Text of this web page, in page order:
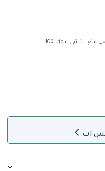
مانع للتناثر بسمك 100
اب